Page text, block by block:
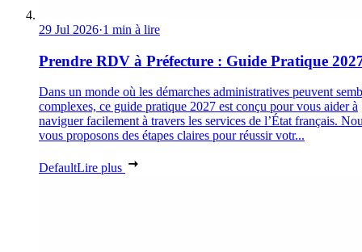
29 Jul 2026·1 min à lire
Prendre RDV à Préfecture : Guide Pratique
Dans un monde où les démarches administratives peuvent
complexes, ce guide pratique 2027 est conçu pour vous aider à
naviguer facilement à travers les services de l’État français.
vous proposons des étapes claires pour réussir votr...
DefaultLire plus